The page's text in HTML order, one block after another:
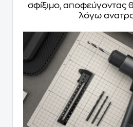
σφίξιμο, αποφεύγοντας
λόγω